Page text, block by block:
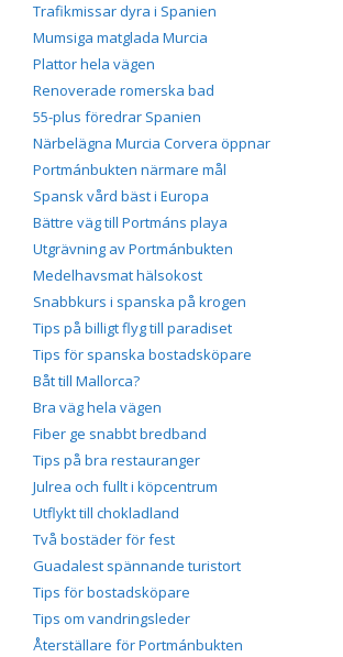
Trafikmissar dyra i Spanien
Mumsiga matglada Murcia
Plattor hela vägen
Renoverade romerska bad
55-plus föredrar Spanien
Närbelägna Murcia Corvera öppnar
Portmánbukten närmare mål
Spansk vård bäst i Europa
Bättre väg till Portmáns playa
Utgrävning av Portmánbukten
Medelhavsmat hälsokost
Snabbkurs i spanska på krogen
Tips på billigt flyg till paradiset
Tips för spanska bostadsköpare
Båt till Mallorca?
Bra väg hela vägen
Fiber ge snabbt bredband
Tips på bra restauranger
Julrea och fullt i köpcentrum
Utflykt till chokladland
Två bostäder för fest
Guadalest spännande turistort
Tips för bostadsköpare
Tips om vandringsleder
Återställare för Portmánbukten